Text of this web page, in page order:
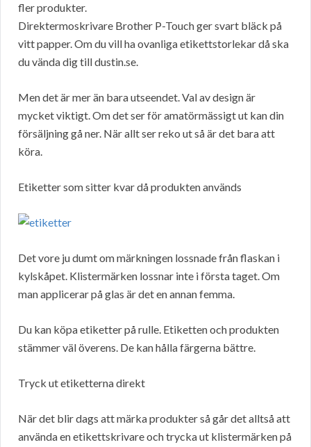
fler produkter.
Direktermoskrivare Brother P-Touch ger svart bläck på
vitt papper. Om du vill ha ovanliga etikettstorlekar då ska
du vända dig till dustin.se.
Men det är mer än bara utseendet. Val av design är
mycket viktigt. Om det ser för amatörmässigt ut kan din
försäljning gå ner. När allt ser reko ut så är det bara att
köra.
Etiketter som sitter kvar då produkten används
Det vore ju dumt om märkningen lossnade från flaskan i
kylskåpet. Klistermärken lossnar inte i första taget. Om
man applicerar på glas är det en annan femma.
Du kan köpa etiketter på rulle. Etiketten och produkten
stämmer väl överens. De kan hålla färgerna bättre.
Tryck ut etiketterna direkt
När det blir dags att märka produkter så går det alltså att
använda en etikettskrivare och trycka ut klistermärken på